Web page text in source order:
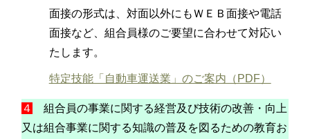
面接の形式は、対面以外にもＷＥＢ面接や電話
面接など、組合員様のご要望に合わせて対応い
たします。
特定技能「自動車運送業」のご案内（PDF）
４
組合員の事業に関する経営及び技術の改善・向上
又は組合事業に関する知識の普及を図るための教育お